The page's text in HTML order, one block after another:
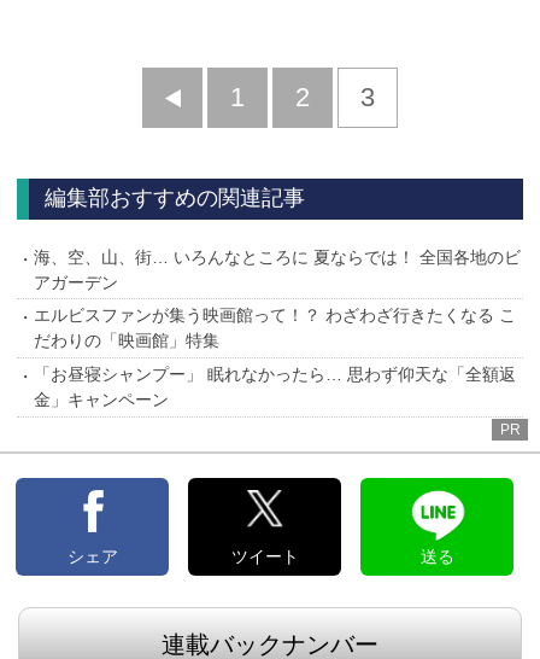
前
1 2 3
編集部おすすめの関連記事
海、空、山、街… いろんなところに 夏ならでは！ 全国各地のビ
アガーデン
エルビスファンが集う映画館って！？ わざわざ行きたくなる こ
だわりの「映画館」特集
「お昼寝シャンプー」 眠れなかったら… 思わず仰天な「全額返
金」キャンペーン
PR
シェア ツイート 送る
連載バックナンバー